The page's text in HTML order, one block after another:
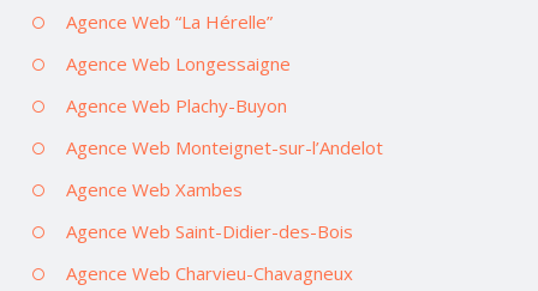
Agence Web “La Hérelle”
Agence Web Longessaigne
Agence Web Plachy-Buyon
Agence Web Monteignet-sur-l’Andelot
Agence Web Xambes
Agence Web Saint-Didier-des-Bois
Agence Web Charvieu-Chavagneux